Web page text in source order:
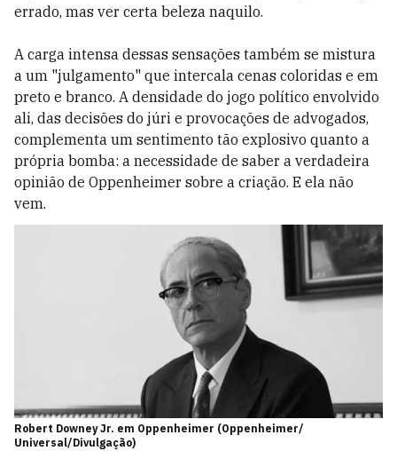
errado, mas ver certa beleza naquilo.
A carga intensa dessas sensações também se mistura
a um "julgamento" que intercala cenas coloridas e em
preto e branco. A densidade do jogo político envolvido
ali, das decisões do júri e provocações de advogados,
complementa um sentimento tão explosivo quanto a
própria bomba: a necessidade de saber a verdadeira
opinião de Oppenheimer sobre a criação. E ela não
vem.
Robert Downey Jr. em Oppenheimer (Oppenheimer/
Universal/Divulgação)